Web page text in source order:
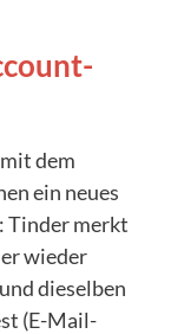
dem
ein neues
Tinder merkt
wieder
dieselben
(E-Mail-